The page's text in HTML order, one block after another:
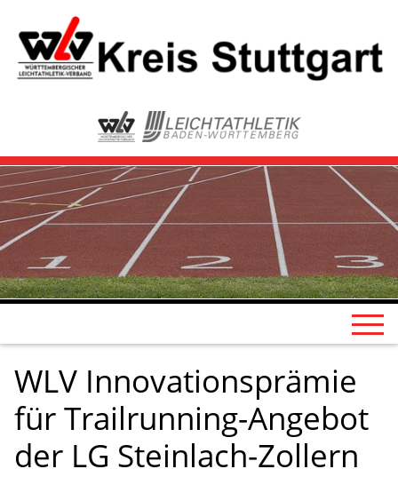
WLV Innovationsprämie
für Trailrunning-Angebot
der LG Steinlach-Zollern